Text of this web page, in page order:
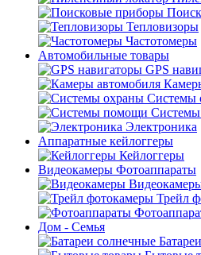
Тепловизоры
Частотомеры
Автомобильные товары
GPS
Системы
Электроника
Аппаратные кейлоггеры
Кейлоггеры
Видеокамеры Фотоаппараты
Трейл
Дом - Семья